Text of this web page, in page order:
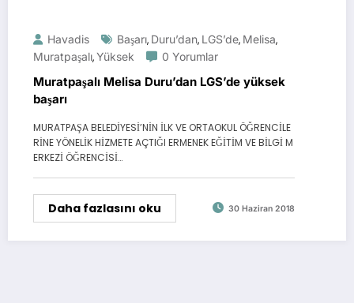
Havadis Başarı, Duru’dan, LGS’de, Melisa,
Muratpaşalı,Yüksek 0 Yorumlar
Muratpaşalı Melisa Duru’dan LGS’de yüksek
başarı
MURATPAŞA BELEDİYESİ’NİN İLK VE ORTAOKUL ÖĞRENCİLE
RİNE YÖNELİK HİZMETE AÇTIĞI ERMENEK EĞİTİM VE BİLGİ M
ERKEZİ ÖĞRENCİSİ…
Daha fazlasını oku 30 Haziran 2018